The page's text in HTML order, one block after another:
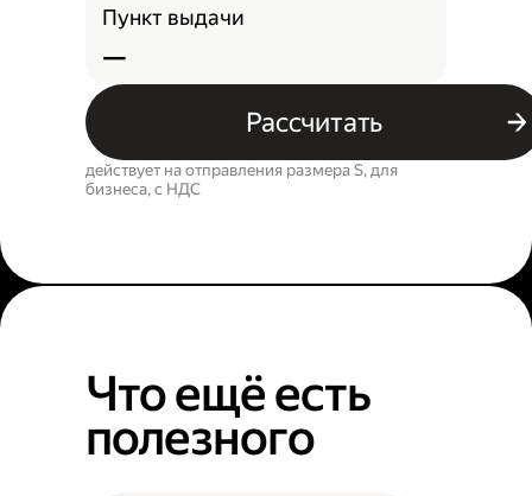
Пункт выдачи
—
Рассчитать
действует на отправления размера S, для
бизнеса, c НДС
Что ещё есть
полезного